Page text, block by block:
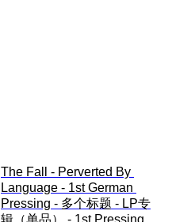
The Fall - Perverted By
Language - 1st German
Pressing - 多个标题 - LP专
辑（单品） - 1st Pressing